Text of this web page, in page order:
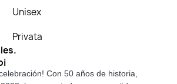
Unisex
Privata
Con 50 años de historia,